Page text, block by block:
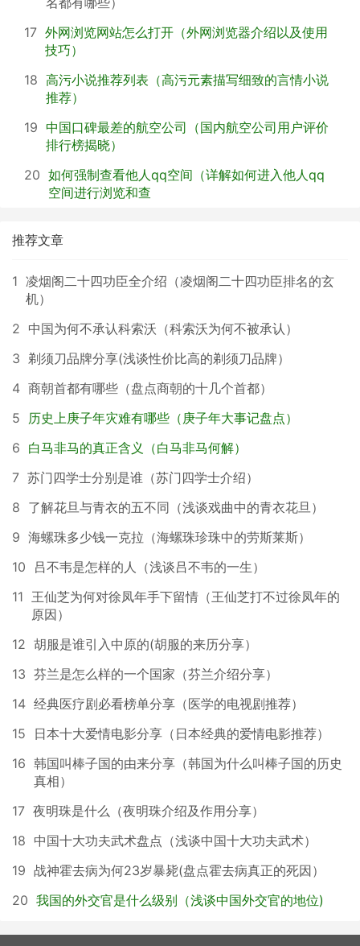
17 外网浏览网站怎么打开（外网浏览器介绍以及使用
技巧）
18 高污小说推荐列表（高污元素描写细致的言情小说
推荐）
19 中国口碑最差的航空公司（国内航空公司用户评价
排行榜揭晓）
20 如何强制查看他人qq空间（详解如何进入他人qq
空间进行浏览和查
推荐文章
1 凌烟阁二十四功臣全介绍（凌烟阁二十四功臣排名的玄
机）
2 中国为何不承认科索沃（科索沃为何不被承认）
3 剃须刀品牌分享(浅谈性价比高的剃须刀品牌）
4 商朝首都有哪些（盘点商朝的十几个首都）
5
历史上庚子年灾难有哪些（庚子年大事记盘点）
6 白马非马的真正含义（白马非马何解）
7 苏门四学士分别是谁（苏门四学士介绍）
8 了解花旦与青衣的五不同（浅谈戏曲中的青衣花旦）
9 海螺珠多少钱一克拉（海螺珠珍珠中的劳斯莱斯）
10
吕不韦是怎样的人（浅谈吕不韦的一生）
11 王仙芝为何对徐凤年手下留情（王仙芝打不过徐凤年的
原因）
12 胡服是谁引入中原的(胡服的来历分享）
13 芬兰是怎么样的一个国家（芬兰介绍分享）
14 经典医疗剧必看榜单分享（医学的电视剧推荐）
15
日本十大爱情电影分享（日本经典的爱情电影推荐）
16 韩国叫棒子国的由来分享（韩国为什么叫棒子国的历史
真相）
17 夜明珠是什么（夜明珠介绍及作用分享）
18 中国十大功夫武术盘点（浅谈中国十大功夫武术）
19 战神霍去病为何23岁暴毙(盘点霍去病真正的死因）
20 我国的外交官是什么级别（浅谈中国外交官的地位)